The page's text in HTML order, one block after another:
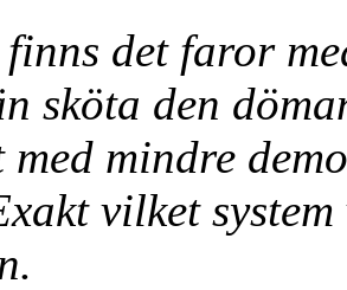
finns det faror
sköta den
med mindre
vilket